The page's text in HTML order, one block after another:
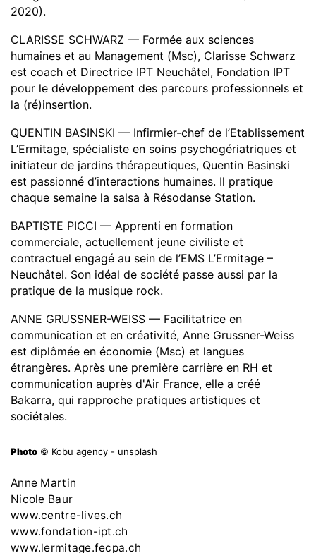
2020).
CLARISSE SCHWARZ — Formée aux sciences
humaines et au Management (Msc), Clarisse Schwarz
est coach et Directrice IPT Neuchâtel, Fondation IPT
pour le développement des parcours professionnels et
la (ré)insertion.
QUENTIN BASINSKI — Infirmier-chef de l’Etablissement
L’Ermitage, spécialiste en soins psychogériatriques et
initiateur de jardins thérapeutiques, Quentin Basinski
est passionné d’interactions humaines. Il pratique
chaque semaine la salsa à Résodanse Station.
BAPTISTE PICCI — Apprenti en formation
commerciale, actuellement jeune civiliste et
contractuel engagé au sein de l’EMS L’Ermitage –
Neuchâtel. Son idéal de société passe aussi par la
pratique de la musique rock.
ANNE GRUSSNER-WEISS — Facilitatrice en
communication et en créativité, Anne Grussner-Weiss
est diplômée en économie (Msc) et langues
étrangères. Après une première carrière en RH et
communication auprès d'Air France, elle a créé
Bakarra, qui rapproche pratiques artistiques et
sociétales.
Photo © Kobu agency - unsplash
Anne Martin
Nicole Baur
www.centre-lives.ch
www.fondation-ipt.ch
www.lermitage.fecpa.ch